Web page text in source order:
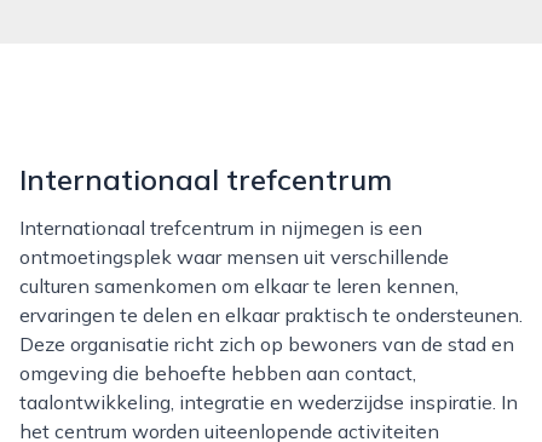
Internationaal trefcentrum
Internationaal trefcentrum in nijmegen is een
ontmoetingsplek waar mensen uit verschillende
culturen samenkomen om elkaar te leren kennen,
ervaringen te delen en elkaar praktisch te ondersteunen.
Deze organisatie richt zich op bewoners van de stad en
omgeving die behoefte hebben aan contact,
taalontwikkeling, integratie en wederzijdse inspiratie. In
het centrum worden uiteenlopende activiteiten